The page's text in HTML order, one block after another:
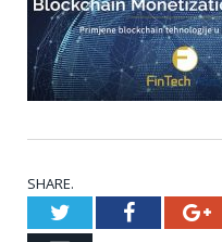
SHARE.
TwitterFacebook